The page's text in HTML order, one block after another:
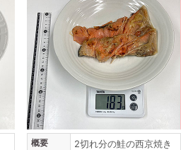
概要 2切れ分の鮭の西京焼き